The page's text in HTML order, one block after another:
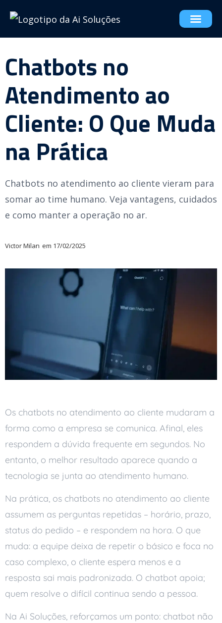
Chatbots no
Atendimento ao
Cliente: O Que Muda
na Prática
Chatbots no atendimento ao cliente vieram para
somar ao time humano. Veja vantagens, cuidados
e como manter a operação no ar.
Victor Milan em 17/02/2025
Os chatbots no atendimento ao cliente mudaram a
forma como a empresa se comunica. Afinal, eles
respondem a dúvida frequente em segundos. No
entanto, o melhor resultado aparece quando a
tecnologia se junta ao atendimento humano.
Na prática, os chatbots no atendimento ao cliente
assumem as perguntas repetidas – horário, prazo,
status do pedido – e respondem na hora. O que
muda: a equipe deixa de repetir o básico e foca no
caso complexo, o cliente espera menos e a
resposta sai mais padronizada. O chatbot apoia;
quem resolve o difícil continua sendo a pessoa.
Na Ai Soluções, reforçamos um ponto: chatbot não